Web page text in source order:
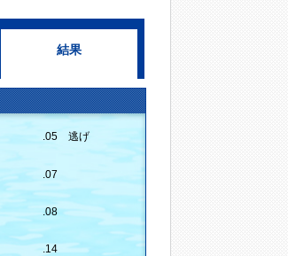
結果
.05 逃げ
.07
.08
.14